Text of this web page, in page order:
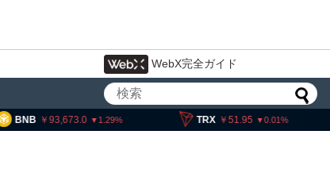
WebX完全ガイド
1.29 TRX 0.01 SOL